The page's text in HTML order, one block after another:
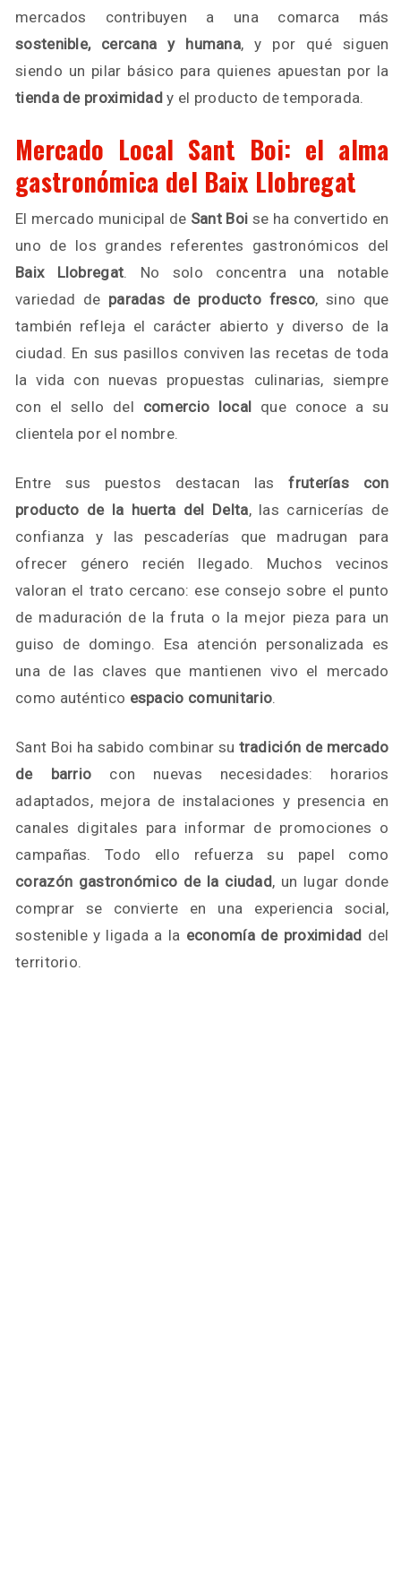
mercados contribuyen a una comarca más
sostenible, cercana y humana, y por qué siguen
siendo un pilar básico para quienes apuestan por la
tienda de proximidad y el producto de temporada.
Mercado Local Sant Boi: el alma
gastronómica del Baix Llobregat
El mercado municipal de Sant Boi se ha convertido en
uno de los grandes referentes gastronómicos del
Baix Llobregat. No solo concentra una notable
variedad de paradas de producto fresco, sino que
también refleja el carácter abierto y diverso de la
ciudad. En sus pasillos conviven las recetas de toda
la vida con nuevas propuestas culinarias, siempre
con el sello del comercio local que conoce a su
clientela por el nombre.
Entre sus puestos destacan lasfruterías con
producto de la huerta del Delta, las carnicerías de
confianza y las pescaderías que madrugan para
ofrecer género recién llegado. Muchos vecinos
valoran el trato cercano: ese consejo sobre el punto
de maduración de la fruta o la mejor pieza para un
guiso de domingo. Esa atención personalizada es
una de las claves que mantienen vivo el mercado
como auténtico espacio comunitario.
Sant Boi ha sabido combinar su tradición de mercado
de barrio con nuevas necesidades: horarios
adaptados, mejora de instalaciones y presencia en
canales digitales para informar de promociones o
campañas. Todo ello refuerza su papel como
corazón gastronómico de la ciudad, un lugar donde
comprar se convierte en una experiencia social,
sostenible y ligada a la economía de proximidad del
territorio.